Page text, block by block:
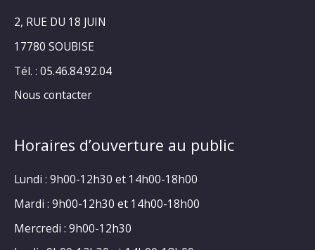
2, RUE DU 18 JUIN
17780 SOUBISE
Tél. : 05.46.84.92.04
Nous contacter
Horaires d’ouverture au public
Lundi : 9h00-12h30 et 14h00-18h00
Mardi : 9h00-12h30 et 14h00-18h00
Mercredi : 9h00-12h30